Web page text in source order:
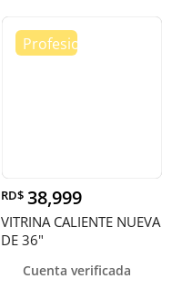
RD$ 38,999
VITRINA CALIENTE NUEVA
DE 36"
Cuenta verificada